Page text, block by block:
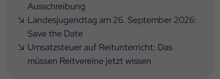
Ausschreibung
Landesjugendtag am 26. September 2026:
Save the Date
Umsatzsteuer auf Reitunterricht: Das
müssen Reitvereine jetzt wissen